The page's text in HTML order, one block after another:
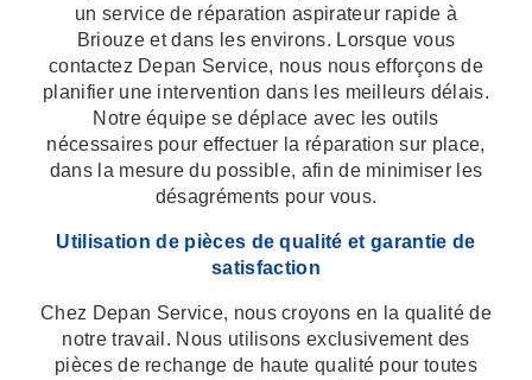
un service de réparation aspirateur rapide à
Briouze et dans les environs. Lorsque vous
contactez Depan Service, nous nous efforçons de
planifier une intervention dans les meilleurs délais.
Notre équipe se déplace avec les outils
nécessaires pour effectuer la réparation sur place,
dans la mesure du possible, afin de minimiser les
désagréments pour vous.
Utilisation de pièces de qualité et garantie de
satisfaction
Chez Depan Service, nous croyons en la qualité de
notre travail. Nous utilisons exclusivement des
pièces de rechange de haute qualité pour toutes